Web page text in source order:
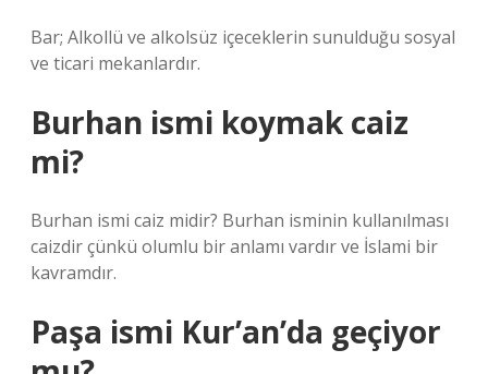
Bar; Alkollü ve alkolsüz içeceklerin sunulduğu sosyal
ve ticari mekanlardır.
Burhan ismi koymak caiz
mi?
Burhan ismi caiz midir? Burhan isminin kullanılması
caizdir çünkü olumlu bir anlamı vardır ve İslami bir
kavramdır.
Paşa ismi Kur’an’da geçiyor